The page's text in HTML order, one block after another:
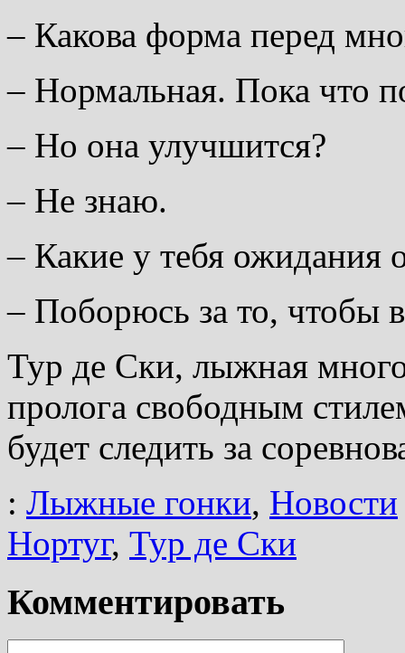
– Какова форма перед
– Нормальная. Пока что
– Но она улучшится?
– Не знаю.
– Какие у тебя ожидания
– Поборюсь за то, чтобы
Тур де Ски, лыжная
пролога свободным
будет следить за
: Лыжные гонки, Новости
Нортуг, Тур де Ски
Комментировать